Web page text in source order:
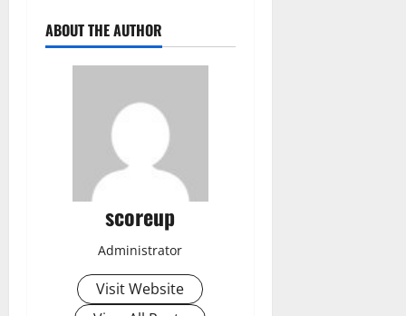
ABOUT THE AUTHOR
scoreup
Administrator
Visit Website